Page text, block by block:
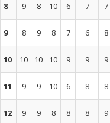
8 9 8 10 6 7
7
9 8 9 8 7 6
8
10 10 10 10 9 9
9
11 9 9 10 6 8
8
12 9 9 8 8 8
9